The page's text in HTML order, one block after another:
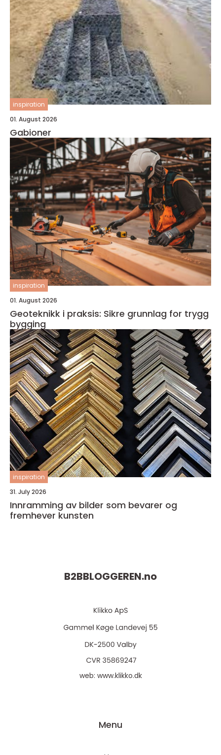
inspiration
01. August 2026
Gabioner
inspiration
01. August 2026
Geoteknikk i praksis: Sikre grunnlag for trygg
bygging
inspiration
31. July 2026
Innramming av bilder som bevarer og
fremhever kunsten
B2BBLOGGEREN.no
web: www.klikko.dk
Menu